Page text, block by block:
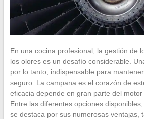
En una cocina profesional, la gestión de
los olores es un desafío considerable.
por lo tanto, indispensable para
seguro. La campana es el corazón de
eficacia depende en gran parte del motor
Entre las diferentes opciones
se destaca por sus numerosas ventajas,